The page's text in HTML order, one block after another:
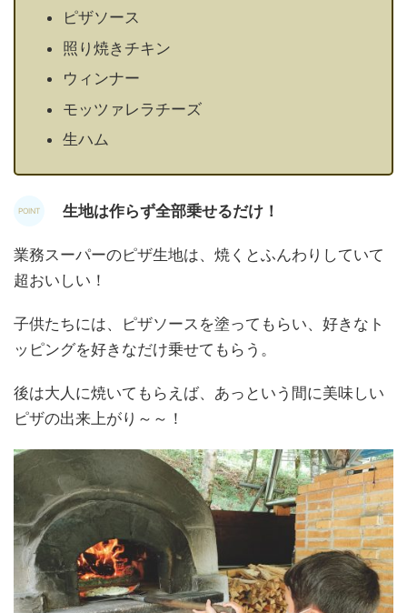
ピザソース
照り焼きチキン
ウィンナー
モッツァレラチーズ
生ハム
生地は作らず全部乗せるだけ！
業務スーパーのピザ生地は、焼くとふんわりしていて
超おいしい！
子供たちには、ピザソースを塗ってもらい、好きなト
ッピングを好きなだけ乗せてもらう。
後は大人に焼いてもらえば、あっという間に美味しい
ピザの出来上がり～～！